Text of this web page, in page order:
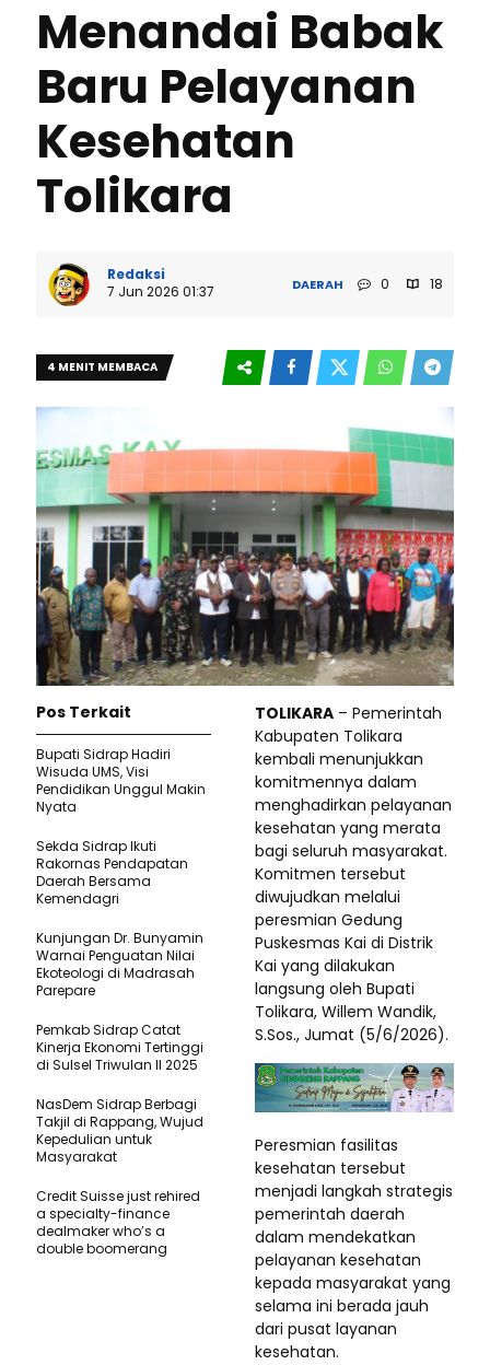
Menandai Babak
Baru Pelayanan
Kesehatan
Tolikara
Redaksi
7 Jun 2026 01:37
DAERAH 0 18
4 MENIT MEMBACA
TOLIKARA – Pemerintah
Kabupaten Tolikara
kembali menunjukkan
komitmennya dalam
menghadirkan pelayanan
kesehatan yang merata
bagi seluruh masyarakat.
Komitmen tersebut
diwujudkan melalui
peresmian Gedung
Puskesmas Kai di Distrik
Kai yang dilakukan
langsung oleh Bupati
Tolikara, Willem Wandik,
S.Sos., Jumat (5/6/2026).
Peresmian fasilitas
kesehatan tersebut
menjadi langkah strategis
pemerintah daerah
dalam mendekatkan
pelayanan kesehatan
kepada masyarakat yang
selama ini berada jauh
dari pusat layanan
kesehatan.
Pos Terkait
Bupati Sidrap Hadiri
Wisuda UMS, Visi
Pendidikan Unggul Makin
Nyata
Sekda Sidrap Ikuti
Rakornas Pendapatan
Daerah Bersama
Kemendagri
Kunjungan Dr. Bunyamin
Warnai Penguatan Nilai
Ekoteologi di Madrasah
Parepare
Pemkab Sidrap Catat
Kinerja Ekonomi Tertinggi
di Sulsel Triwulan II 2025
NasDem Sidrap Berbagi
Takjil di Rappang, Wujud
Kepedulian untuk
Masyarakat
Credit Suisse just rehired
a specialty-finance
dealmaker who’s a
double boomerang